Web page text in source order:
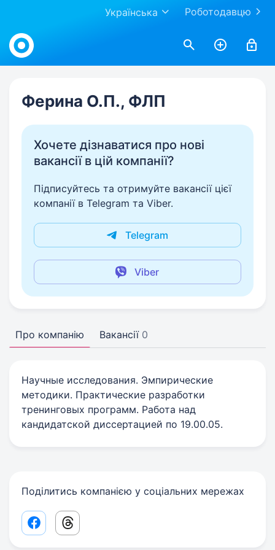
Роботодавцю
Українська
Work.ua
Ферина О.П., ФЛП
Хочете дізнаватися про нові
вакансії в цій компанії?
Підписуйтесь та отримуйте вакансії цієї
компанії в Telegram та Viber.
Telegram
Viber
Про компанію Вакансії 0
Научные исследования. Эмпирические
методики. Практические разработки
тренинговых программ. Работа над
кандидатской диссертацией по 19.00.05.
Поділитись компанією у соціальних мережах
Facebook share link
Threads share link